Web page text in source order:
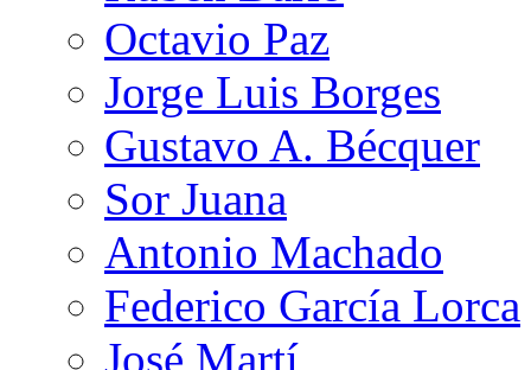
Octavio Paz
Jorge Luis Borges
Gustavo A. Bécquer
Sor Juana
Antonio Machado
Federico García Lorca
José Martí